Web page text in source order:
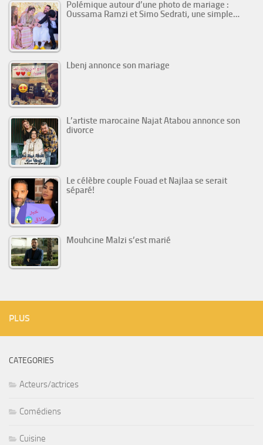
Polémique autour d’une photo de mariage :
Oussama Ramzi et Simo Sedrati, une simple…
Lbenj annonce son mariage
L’artiste marocaine Najat Atabou annonce son
divorce
Le célèbre couple Fouad et Najlaa se serait
séparé!
Mouhcine Malzi s’est marié
PLUS
CATEGORIES
Acteurs/actrices
Comédiens
Cuisine